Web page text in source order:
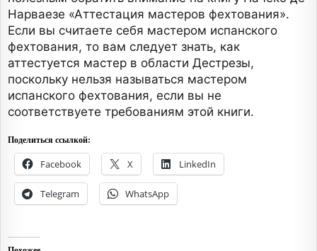
Нарваезе «Аттестация мастеров фехтования».
Если вы считаете себя мастером испанского
фехтования, то вам следует знать, как
аттестуется мастер в области Дестрезы,
поскольку нельзя называться мастером
испанского фехтования, если вы не
соответствуете требованиям этой книги.
Поделиться ссылкой:
Facebook X LinkedIn
Telegram WhatsApp